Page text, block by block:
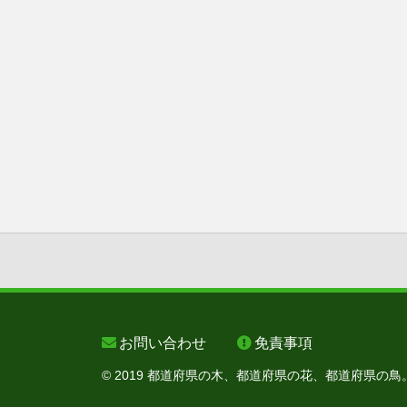
お問い合わせ 免責事項
© 2019 都道府県の木、都道府県の花、都道府県の鳥